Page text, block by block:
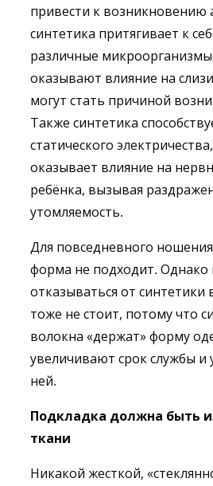
привести к возникновению
синтетика притягивает к
различные
оказывают влияние на
могут стать причиной
Также синтетика
статического
оказывает влияние на
ребёнка, вызывая
утомляемость.
Для повседневного ношения
форма не подходит. Однако
отказываться от синтетики
тоже не стоит, потому что
волокна «держат» форму
увеличивают срок службы
ней.
Подкладка должна быть
ткани
Никакой жесткой,